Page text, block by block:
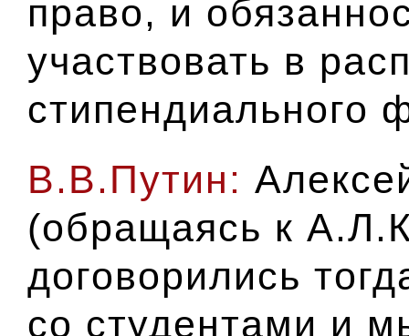
право, и
участвовать в
стипендиального
В.В.Путин:
(обращаясь к
договорились
со студентами и